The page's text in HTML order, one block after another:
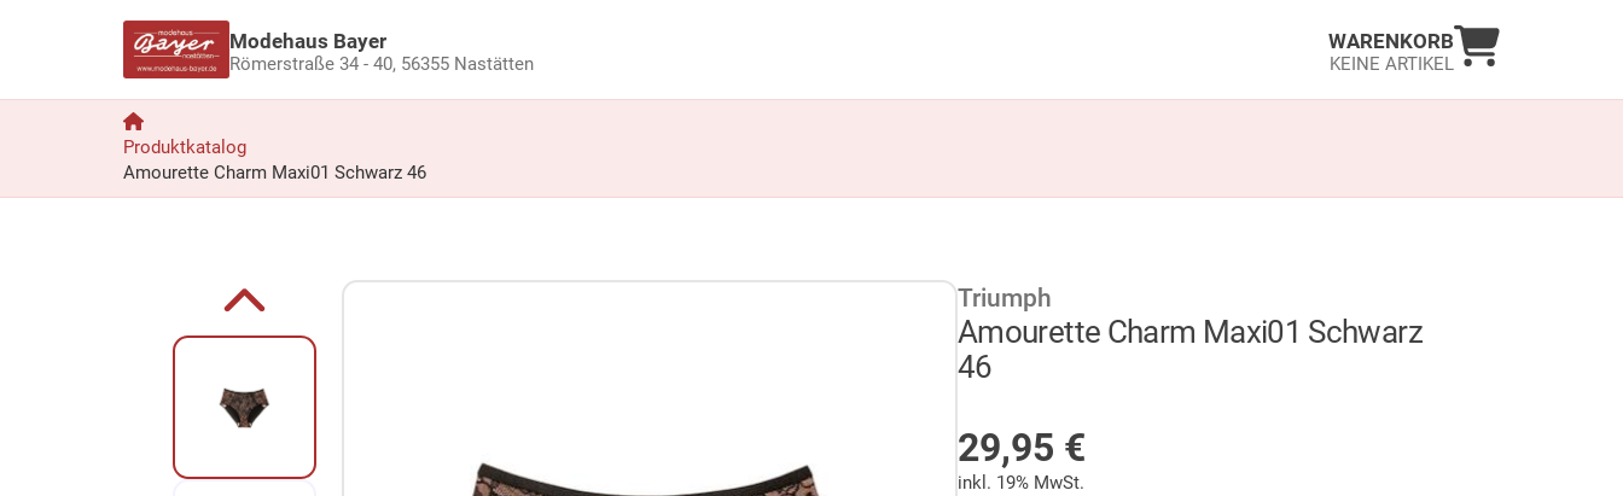
Modehaus Bayer
Römerstraße 34 - 40, 56355 Nastätten
WARENKORB
KEINE ARTIKEL
Warenkorb
Produktkatalog
Amourette Charm Maxi01 Schwarz 46
Zur Produktbeschreibung springen Triumph
Amourette Charm Maxi01 Schwarz
46
29,95 €
inkl. 19% MwSt.